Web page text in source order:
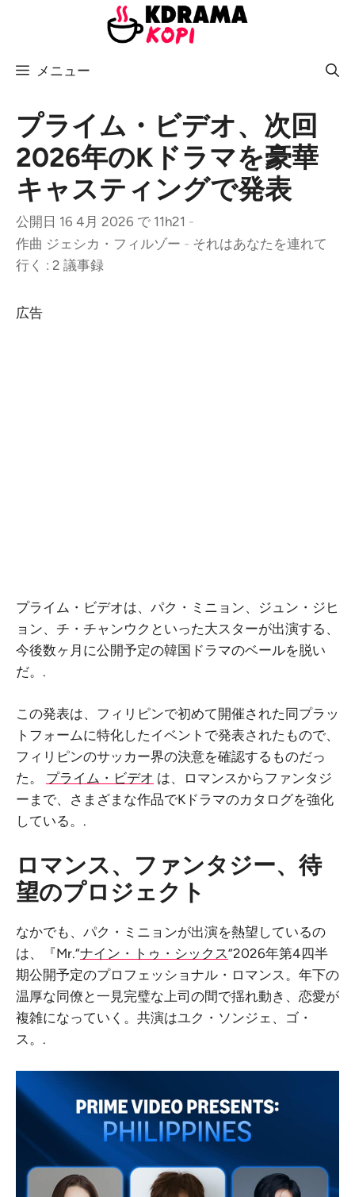
メニュー
プライム・ビデオ、次回
2026年のKドラマを豪華
キャスティングで発表
公開日 16 4月 2026 で 11h21 -
作曲 ジェシカ・フィルゾー - それはあなたを連れて
行く : 2 議事録
広告
プライム・ビデオは、パク・ミニョン、ジュン・ジヒ
ョン、チ・チャンウクといった大スターが出演する、
今後数ヶ月に公開予定の韓国ドラマのベールを脱い
だ。.
この発表は、フィリピンで初めて開催された同プラッ
トフォームに特化したイベントで発表されたもので、
フィリピンのサッカー界の決意を確認するものだっ
た。 プライム・ビデオ は、ロマンスからファンタジ
ーまで、さまざまな作品でKドラマのカタログを強化
している。.
ロマンス、ファンタジー、待
望のプロジェクト
なかでも、パク・ミニョンが出演を熱望しているの
は、『Mr.“ナイン・トゥ・シックス”2026年第4四半
期公開予定のプロフェッショナル・ロマンス。年下の
温厚な同僚と一見完璧な上司の間で揺れ動き、恋愛が
複雑になっていく。共演はユク・ソンジェ、ゴ・
ス。.